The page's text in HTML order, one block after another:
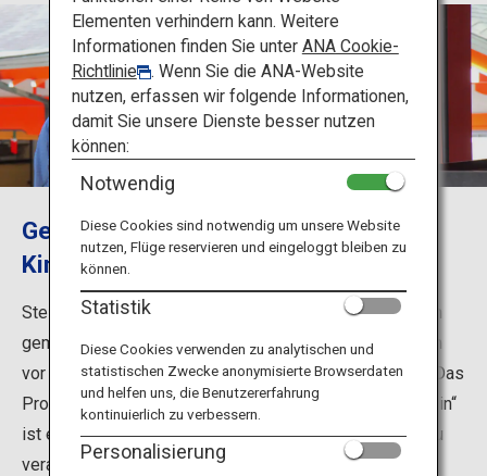
Reiseziele
Reiseinformationen
Genießen Sie einen Spaziergang im
Kimono im Kirishima-Schrein
Stellen Sie sich vor, Sie tragen einen Kimono und gehen
gemütlich durch den Schrein, der als der Ort gilt, an dem
vor langer Zeit der Enkel der Sonnengöttin herabstieg. Das
Programm „Spaziergang im Kimono im Kirishima-Schrein“
ist eine großartige Möglichkeit, sich von Ihrem Alltag zu
verabschieden und etwas ganz Neues zu erleben!
Elementen verhindern kann. Weitere
Informationen finden Sie unter ANA Cookie-
Richtlinie
. Wenn Sie die ANA-Website
nutzen, erfassen wir folgende Informationen,
damit Sie unsere Dienste besser nutzen
können:
Notwendig
Diese Cookies sind notwendig um unsere Website
nutzen, Flüge reservieren und eingeloggt bleiben zu
können.
Statistik
Diese Cookies verwenden zu analytischen und
statistischen Zwecke anonymisierte Browserdaten
und helfen uns, die Benutzererfahrung
kontinuierlich zu verbessern.
Personalisierung